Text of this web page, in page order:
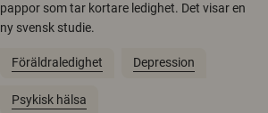
pappor som tar kortare ledighet. Det visar en
ny svensk studie.
Föräldraledighet Depression
Psykisk hälsa